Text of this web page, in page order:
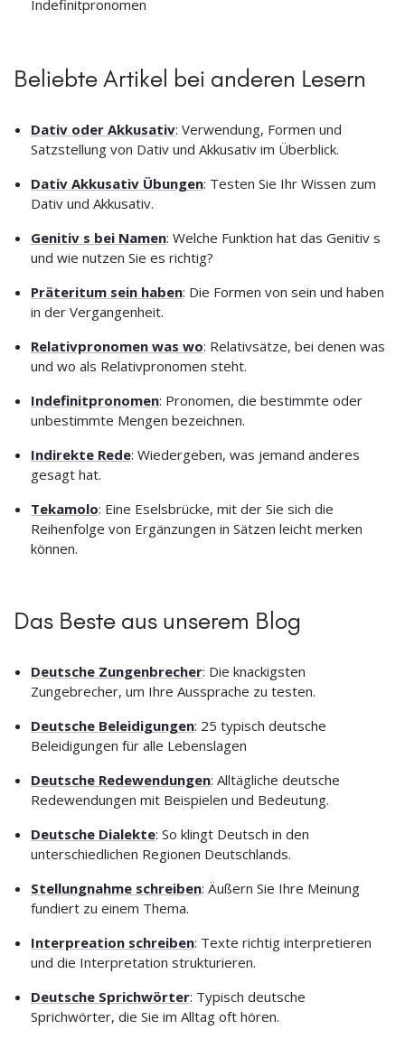
Indefinitpronomen
Beliebte Artikel bei anderen Lesern
Dativ oder Akkusativ: Verwendung, Formen und
Satzstellung von Dativ und Akkusativ im Überblick.
Dativ Akkusativ Übungen: Testen Sie Ihr Wissen zum
Dativ und Akkusativ.
Genitiv s bei Namen: Welche Funktion hat das Genitiv s
und wie nutzen Sie es richtig?
Präteritum sein haben: Die Formen von sein und haben
in der Vergangenheit.
Relativpronomen was wo: Relativsätze, bei denen was
und wo als Relativpronomen steht.
Indefinitpronomen: Pronomen, die bestimmte oder
unbestimmte Mengen bezeichnen.
Indirekte Rede: Wiedergeben, was jemand anderes
gesagt hat.
Tekamolo: Eine Eselsbrücke, mit der Sie sich die
Reihenfolge von Ergänzungen in Sätzen leicht merken
können.
Das Beste aus unserem Blog
Deutsche Zungenbrecher: Die knackigsten
Zungebrecher, um Ihre Aussprache zu testen.
Deutsche Beleidigungen: 25 typisch deutsche
Beleidigungen für alle Lebenslagen
Deutsche Redewendungen: Alltägliche deutsche
Redewendungen mit Beispielen und Bedeutung.
Deutsche Dialekte: So klingt Deutsch in den
unterschiedlichen Regionen Deutschlands.
Stellungnahme schreiben: Äußern Sie Ihre Meinung
fundiert zu einem Thema.
Interpreation schreiben: Texte richtig interpretieren
und die Interpretation strukturieren.
Deutsche Sprichwörter: Typisch deutsche
Sprichwörter, die Sie im Alltag oft hören.